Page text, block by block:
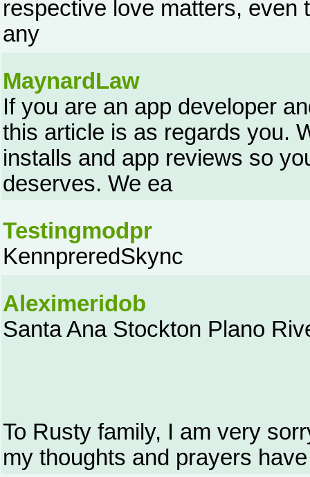
respective love matters, even
any
MaynardLaw
If you are an app developer
this article is as regards you.
installs and app reviews so
deserves. We ea
Testingmodpr
KennpreredSkync
Aleximeridob
Santa Ana Stockton Plano
To Rusty family, I am very
my thoughts and prayers